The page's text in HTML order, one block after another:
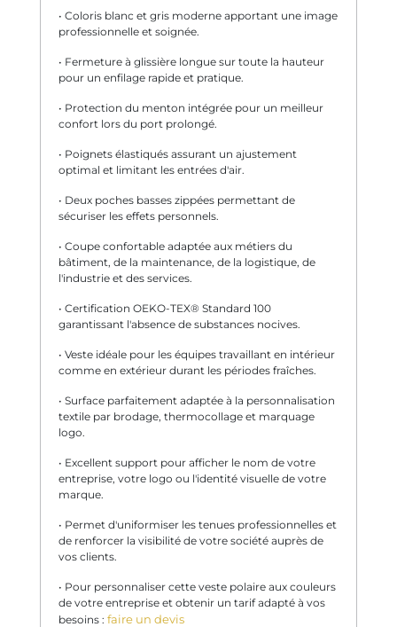
• Coloris blanc et gris moderne apportant une image
professionnelle et soignée.
• Fermeture à glissière longue sur toute la hauteur
pour un enfilage rapide et pratique.
• Protection du menton intégrée pour un meilleur
confort lors du port prolongé.
• Poignets élastiqués assurant un ajustement
optimal et limitant les entrées d'air.
• Deux poches basses zippées permettant de
sécuriser les effets personnels.
• Coupe confortable adaptée aux métiers du
bâtiment, de la maintenance, de la logistique, de
l'industrie et des services.
• Certification OEKO-TEX® Standard 100
garantissant l'absence de substances nocives.
• Veste idéale pour les équipes travaillant en intérieur
comme en extérieur durant les périodes fraîches.
• Surface parfaitement adaptée à la personnalisation
textile par brodage, thermocollage et marquage
logo.
• Excellent support pour afficher le nom de votre
entreprise, votre logo ou l'identité visuelle de votre
marque.
• Permet d'uniformiser les tenues professionnelles et
de renforcer la visibilité de votre société auprès de
vos clients.
• Pour personnaliser cette veste polaire aux couleurs
de votre entreprise et obtenir un tarif adapté à vos
besoins : faire un devis